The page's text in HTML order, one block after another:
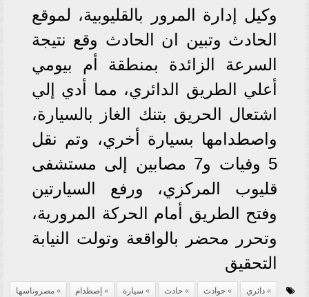
وكيل إدارة المرور بالقليوبية، لموقع
الحادث وتبين ان الحادث وقع نتيجة
السرعة الزائدة بمنطقة أم بيومي
أعلي الطريق الدائري، مما أدي إلي
اشتعال الحريق بتنك الغاز بالسيارة،
واصطدامها بسيارة أخري، وتم نقل
5 وفيات و7 مصابين إلى مستشفى
قليوب المركزي، ورفع السيارتين
وفتح الطريق أمام الحركة المرورية،
وتحرر محضر بالواقعة وتولت النيابة
التحقيق
دائري حوادث حادث سيارة إصطدام مصروناسها